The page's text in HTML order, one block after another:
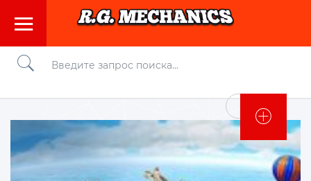
Войти